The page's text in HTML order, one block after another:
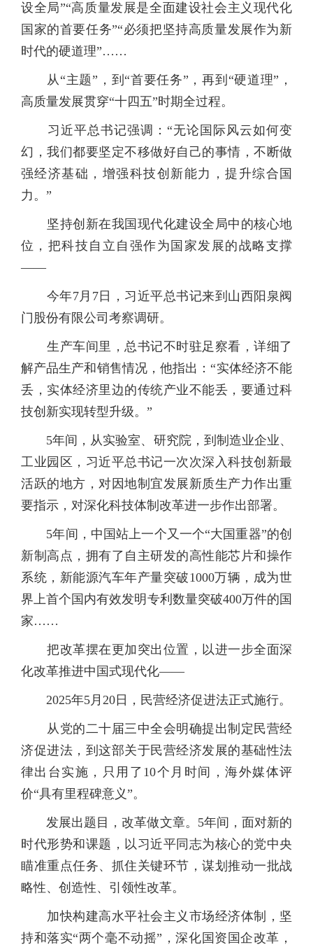
设全局”“高质量发展是全面建设社会主义现代化
国家的首要任务”“必须把坚持高质量发展作为新
时代的硬道理”……
从“主题”，到“首要任务”，再到“硬道理”，
高质量发展贯穿“十四五”时期全过程。
习近平总书记强调：“无论国际风云如何变
幻，我们都要坚定不移做好自己的事情，不断做
强经济基础，增强科技创新能力，提升综合国
力。”
坚持创新在我国现代化建设全局中的核心地
位，把科技自立自强作为国家发展的战略支撑
——
今年7月7日，习近平总书记来到山西阳泉阀
门股份有限公司考察调研。
生产车间里，总书记不时驻足察看，详细了
解产品生产和销售情况，他指出：“实体经济不能
丢，实体经济里边的传统产业不能丢，要通过科
技创新实现转型升级。”
5年间，从实验室、研究院，到制造业企业、
工业园区，习近平总书记一次次深入科技创新最
活跃的地方，对因地制宜发展新质生产力作出重
要指示，对深化科技体制改革进一步作出部署。
5年间，中国站上一个又一个“大国重器”的创
新制高点，拥有了自主研发的高性能芯片和操作
系统，新能源汽车年产量突破1000万辆，成为世
界上首个国内有效发明专利数量突破400万件的国
家……
把改革摆在更加突出位置，以进一步全面深
化改革推进中国式现代化——
2025年5月20日，民营经济促进法正式施行。
从党的二十届三中全会明确提出制定民营经
济促进法，到这部关于民营经济发展的基础性法
律出台实施，只用了10个月时间，海外媒体评
价“具有里程碑意义”。
发展出题目，改革做文章。5年间，面对新的
时代形势和课题，以习近平同志为核心的党中央
瞄准重点任务、抓住关键环节，谋划推动一批战
略性、创造性、引领性改革。
加快构建高水平社会主义市场经济体制，坚
持和落实“两个毫不动摇”，深化国资国企改革，